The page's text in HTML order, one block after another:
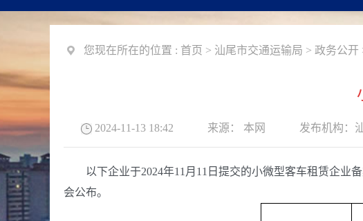
您现在所在的位置 : 首页 > 汕尾市交通运输局 > 政务公开
2024-11-13 18:42 来源： 本网 发布机构：
以下企业于2024年11月11日提交的小微型客车租赁企业
会公布。